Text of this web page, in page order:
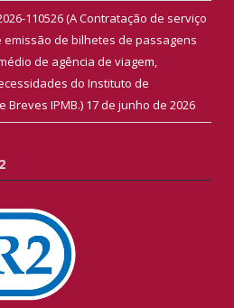
110526 (A Contratação de serviço
de bilhetes de passagens
de agência de viagem,
do Instituto de
Breves IPMB.) 17 de junho de 2026